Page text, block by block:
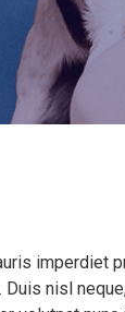
imperdiet
nisl